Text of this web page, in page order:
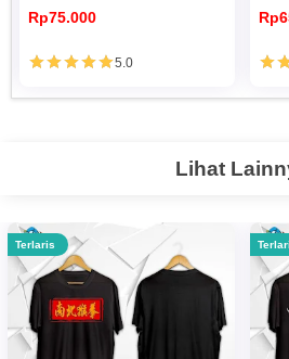
251
Rp75.000
5.0
Lihat
Terlaris